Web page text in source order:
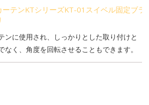
テンKTシリーズKT-01スイベル固定ブラ
ンに使用され、しっかりとした取り付けと
なく、角度を回転させることもできます。